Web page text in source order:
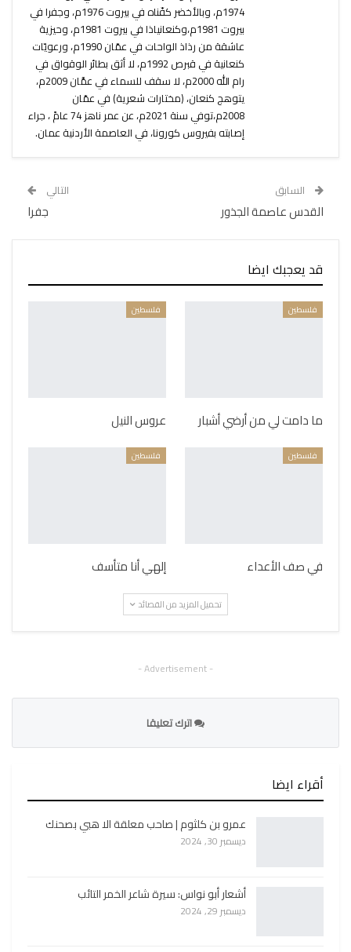
1974م، وبالأخضر كفّناه في بيروت 1976م، وجفرا في
بيروت 1981م،وكنعانياذا في بيروت 1981م، وحيزية
عاشقة من رذاذ الواحات في عمّان 1990م، ورعويّات
كنعانية في قبرص 1992م، لا أثق بطائر الوقواق في
رام الله 2000م، لا سقف للسماء في عمَّان 2009م،
يتوهج كنعان، (مختارات شعرية) في عمّان
2008م،توفي سنة 2021م، عن عمر ناهز 74 عامً ، جراء
إصابته بفيروس كورونا، في العاصمة الأردنية عمان.
السابق
القدس عاصمة الجذور
التالي
جفرا
قد يعجبك ايضا
فلسطين
ما دامت لي من أرضي أشبار
فلسطين
عروس النيل
فلسطين
في صف الأعداء
فلسطين
إلهي أنا متأسف
تحميل المزيد من القصائد
- Advertisement -
اترك تعليقا
أقراء ايضا
عمرو بن كلثوم | صاحب معلقة الا هبي بصحنك
ديسمبر 30, 2024
أشعار أبو نواس: سيرة شاعر الخمر التائب
ديسمبر 29, 2024